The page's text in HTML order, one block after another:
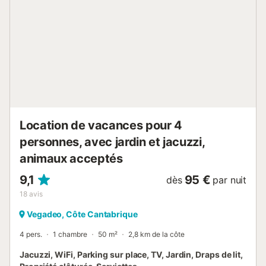
Location de vacances pour 4
personnes, avec jardin et jacuzzi,
animaux acceptés
9,1
18 avis
dès 95 € par nuit
Vegadeo, Côte Cantabrique
4 pers. 1 chambre 50 m² 2,8 km de la côte
Jacuzzi, WiFi, Parking sur place, TV, Jardin, Draps de lit,